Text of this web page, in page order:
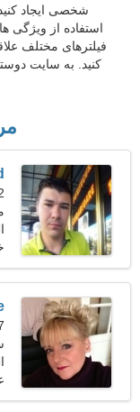
شخصی ایجاد
استفاده از ویژگی
فیلترهای مختلف
کنید. به سایت
22